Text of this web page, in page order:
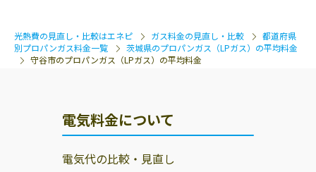
光熱費の見直し・比較はエネピ ガス料金の見直し・比較
都道府県
別プロパンガス料金一覧
茨城県のプロパンガス（LPガス）の平均料金
守谷市のプロパンガス（LPガス）の平均料金
電気料金について
電気代の比較・見直し